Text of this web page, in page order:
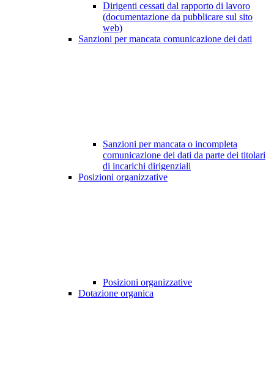
Dirigenti cessati dal rapporto di lavoro
(documentazione da pubblicare sul sito
web)
Sanzioni per mancata comunicazione dei dati
Sanzioni per mancata o incompleta
comunicazione dei dati da parte dei titolari
di incarichi dirigenziali
Posizioni organizzative
Posizioni organizzative
Dotazione organica